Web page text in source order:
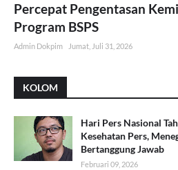
Percepat Pengentasan
Program BSPS
Admin Dokpim Jumat, Juli 31, 2026
KOLOM
Hari Pers Nasional
Kesehatan Pers,
Bertanggung Jawab
Februari 09, 2026